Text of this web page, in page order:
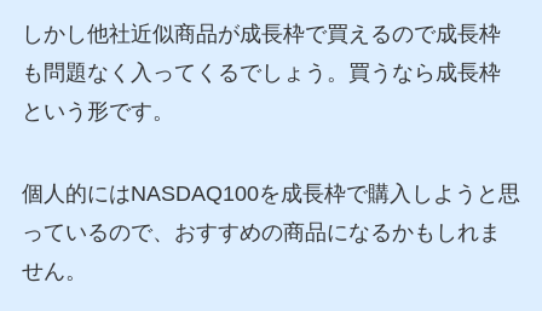
しかし他社近似商品が成長枠で買えるので成長枠
も問題なく入ってくるでしょう。買うなら成長枠
という形です。
個人的にはNASDAQ100を成長枠で購入しようと思
っているので、おすすめの商品になるかもしれま
せん。